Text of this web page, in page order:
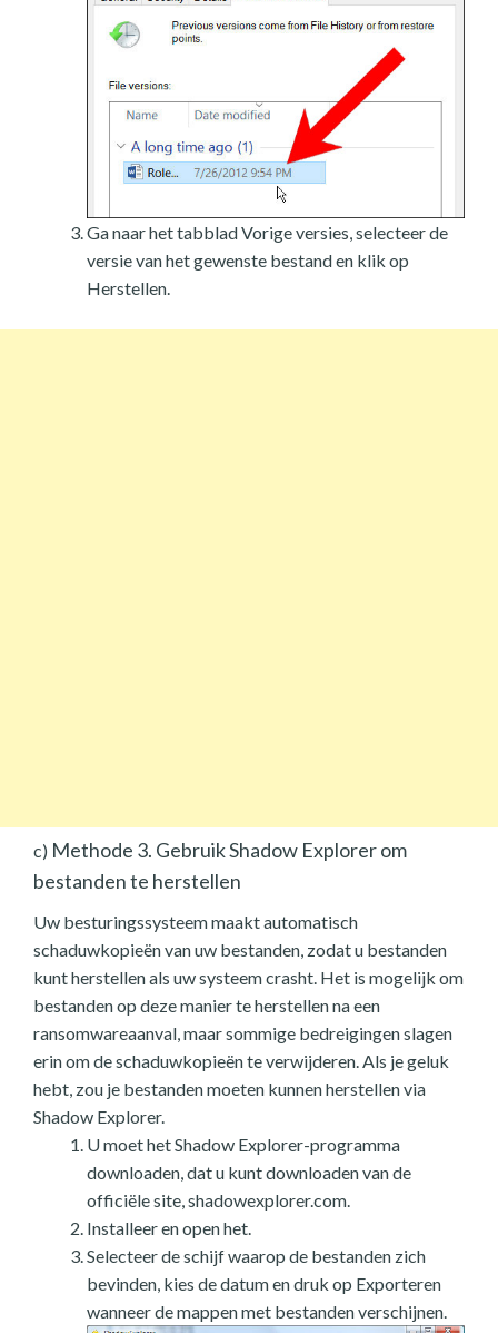
Ga naar het tabblad Vorige versies, selecteer de
versie van het gewenste bestand en klik op
Herstellen.
c) Methode 3. Gebruik Shadow Explorer om
bestanden te herstellen
Uw besturingssysteem maakt automatisch
schaduwkopieën van uw bestanden, zodat u bestanden
kunt herstellen als uw systeem crasht. Het is mogelijk om
bestanden op deze manier te herstellen na een
ransomwareaanval, maar sommige bedreigingen slagen
erin om de schaduwkopieën te verwijderen. Als je geluk
hebt, zou je bestanden moeten kunnen herstellen via
Shadow Explorer.
U moet het Shadow Explorer-programma
downloaden, dat u kunt downloaden van de
officiële site, shadowexplorer.com.
Installeer en open het.
Selecteer de schijf waarop de bestanden zich
bevinden, kies de datum en druk op Exporteren
wanneer de mappen met bestanden verschijnen.